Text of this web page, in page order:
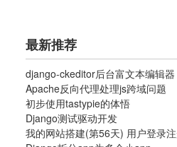
最新推荐
django-ckeditor后台富文本编辑器
Apache反向代理处理js跨域问题
初步使用tastypie的体悟
Django测试驱动开发
我的网站搭建(第56天) 用户登录